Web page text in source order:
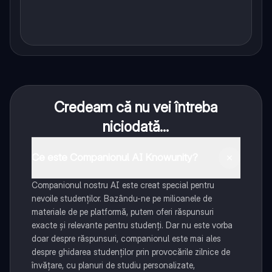
Credeam că nu vei întreba
niciodată...
Companionul nostru AI este creat special pentru
nevoile studenților. Bazându-ne pe milioanele de
materiale de pe platformă, putem oferi răspunsuri
exacte și relevante pentru studenți. Dar nu este vorba
doar despre răspunsuri, companionul este mai ales
despre ghidarea studenților prin provocările zilnice de
învățare, cu planuri de studiu personalizate,